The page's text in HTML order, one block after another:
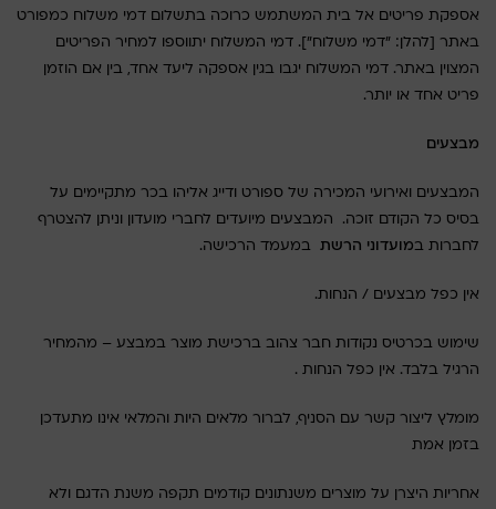
אספקת פריטים אל בית המשתמש כרוכה בתשלום דמי משלוח כמפורט
באתר [להלן: "דמי משלוח"]. דמי המשלוח יתווספו למחיר הפריטים
המצוין באתר. דמי המשלוח יגבו בגין אספקה ליעד אחד, בין אם הוזמן
פריט אחד או יותר.
מבצעים
המבצעים ואירועי המכירה של ספורט ודייג אליהו בכר מתקיימים על
בסיס כל הקודם זוכה. המבצעים מיועדים לחברי מועדון וניתן להצטרף
לחברות במועדוני הרשת במעמד הרכישה.
אין כפל מבצעים / הנחות.
שימוש בכרטיס נקודות חבר צהוב ברכישת מוצר במבצע – מהמחיר
הרגיל בלבד. אין כפל הנחות .
מומלץ ליצור קשר עם הסניף, לברור מלאים היות והמלאי אינו מתעדכן
בזמן אמת
אחריות היצרן על מוצרים משנתונים קודמים תקפה משנת הדגם ולא